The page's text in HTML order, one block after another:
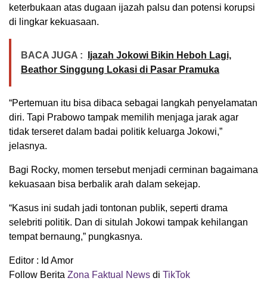
keterbukaan atas dugaan ijazah palsu dan potensi korupsi
di lingkar kekuasaan.
BACA JUGA :
Ijazah Jokowi Bikin Heboh Lagi,
Beathor Singgung Lokasi di Pasar Pramuka
“Pertemuan itu bisa dibaca sebagai langkah penyelamatan
diri. Tapi Prabowo tampak memilih menjaga jarak agar
tidak terseret dalam badai politik keluarga Jokowi,”
jelasnya.
Bagi Rocky, momen tersebut menjadi cerminan bagaimana
kekuasaan bisa berbalik arah dalam sekejap.
“Kasus ini sudah jadi tontonan publik, seperti drama
selebriti politik. Dan di situlah Jokowi tampak kehilangan
tempat bernaung,” pungkasnya.
Editor : Id Amor
Follow Berita Zona Faktual News di TikTok